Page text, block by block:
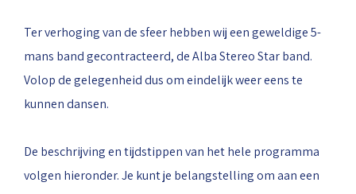
Ter verhoging van de sfeer hebben wij een geweldige 5-
mans band gecontracteerd, de Alba Stereo Star band.
Volop de gelegenheid dus om eindelijk weer eens te
kunnen dansen.
De beschrijving en tijdstippen van het hele programma
volgen hieronder. Je kunt je belangstelling om aan een